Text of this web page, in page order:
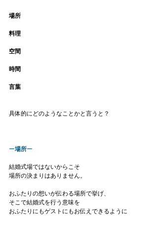
場所
料理
空間
時間
言葉
具体的にどのようなことかと言うと？
ー場所ー
結婚式場ではないからこそ
場所の決まりはありません。
おふたりの想いが伝わる場所で挙げ、
そこで結婚式を行う意味を
おふたりにもゲストにもお伝えできるように